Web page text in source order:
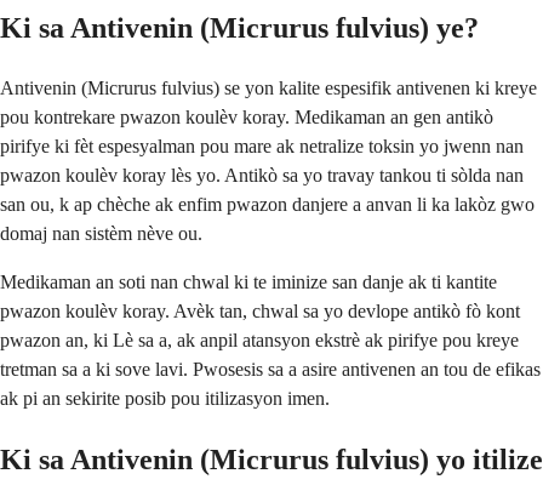
Ki sa Antivenin (Micrurus fulvius) ye?
Antivenin (Micrurus fulvius) se yon kalite espesifik antivenen ki kreye
pou kontrekare pwazon koulèv koray. Medikaman an gen antikò
pirifye ki fèt espesyalman pou mare ak netralize toksin yo jwenn nan
pwazon koulèv koray lès yo. Antikò sa yo travay tankou ti sòlda nan
san ou, k ap chèche ak enfim pwazon danjere a anvan li ka lakòz gwo
domaj nan sistèm nève ou.
Medikaman an soti nan chwal ki te iminize san danje ak ti kantite
pwazon koulèv koray. Avèk tan, chwal sa yo devlope antikò fò kont
pwazon an, ki Lè sa a, ak anpil atansyon ekstrè ak pirifye pou kreye
tretman sa a ki sove lavi. Pwosesis sa a asire antivenen an tou de efikas
ak pi an sekirite posib pou itilizasyon imen.
Ki sa Antivenin (Micrurus fulvius) yo itilize